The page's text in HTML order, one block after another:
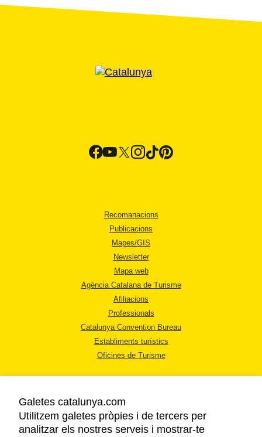
Recomanacions
Publicacions
Mapes/GIS
Newsletter
Mapa web
Agència Catalana de Turisme
Afiliacions
Professionals
Catalunya Convention Bureau
Establiments turístics
Oficines de Turisme
Galetes catalunya.com
Utilitzem galetes pròpies i de tercers per
analitzar els nostres serveis i mostrar-te